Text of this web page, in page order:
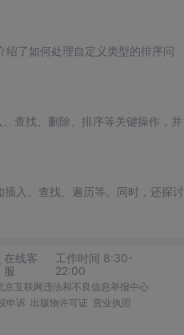
了如何处理自定义类型的排序问
查找、删除、排序等关键操作，并
入、查找、遍历等。同时，还探讨
在线客
服
工作时间 8:30-
22:00
京互联网违法和不良信息举报中心
申诉 出版物许可证 营业执照